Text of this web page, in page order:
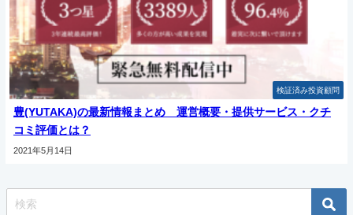
検証済み投資顧問
豊(YUTAKA)の最新情報まとめ 運営概要・提供サービス・クチ
コミ評価とは？
2021年5月14日